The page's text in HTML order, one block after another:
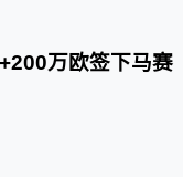
万欧签下马赛